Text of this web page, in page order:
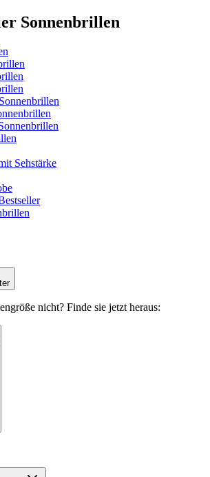
Sonnenbrillen
Sehstärke
nicht? Finde sie jetzt heraus: